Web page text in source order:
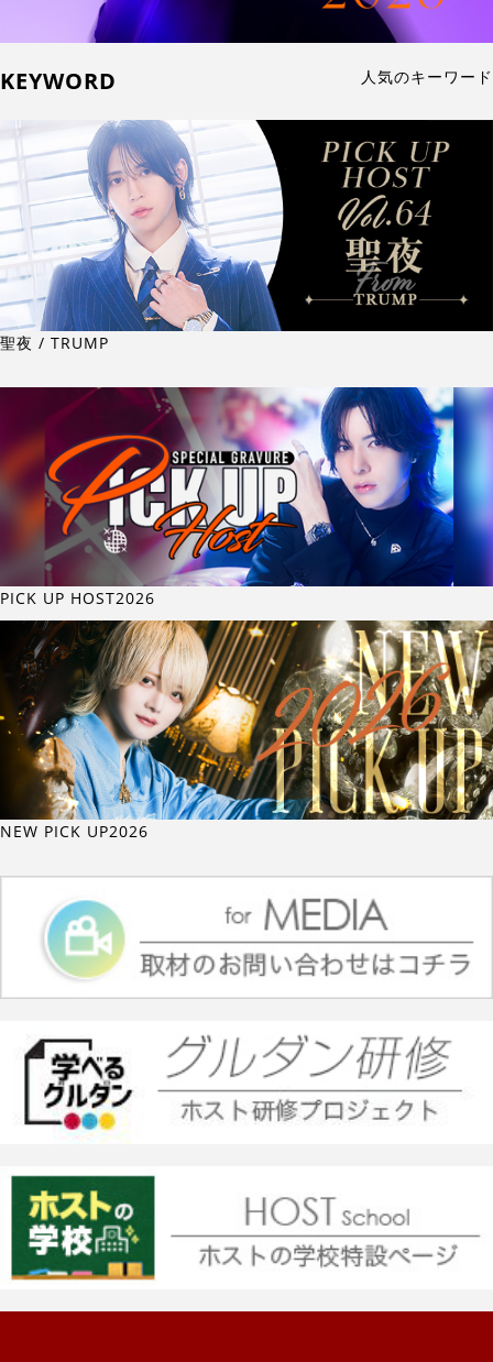
KEYWORD 人気のキーワード
聖夜 / TRUMP
PICK UP HOST2026
NEW PICK UP2026